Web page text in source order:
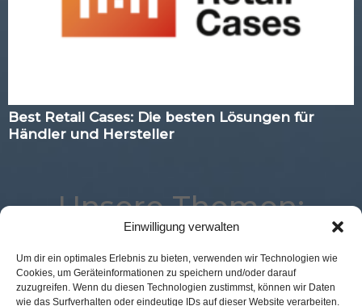
Einwilligung verwalten
Um dir ein optimales Erlebnis zu bieten, verwenden wir Technologien wie
Cookies, um Geräteinformationen zu speichern und/oder darauf
zuzugreifen. Wenn du diesen Technologien zustimmst, können wir Daten
wie das Surfverhalten oder eindeutige IDs auf dieser Website verarbeiten.
Best Retail Cases: Die besten Lösungen für
Händler und Hersteller
Unsere Themen:
Best Retail Cases Analytics Location
Marketing
Mobile
Studie Kassenlose Läden eCommerce